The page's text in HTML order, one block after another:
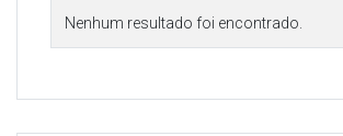
Nenhum resultado foi encontrado.